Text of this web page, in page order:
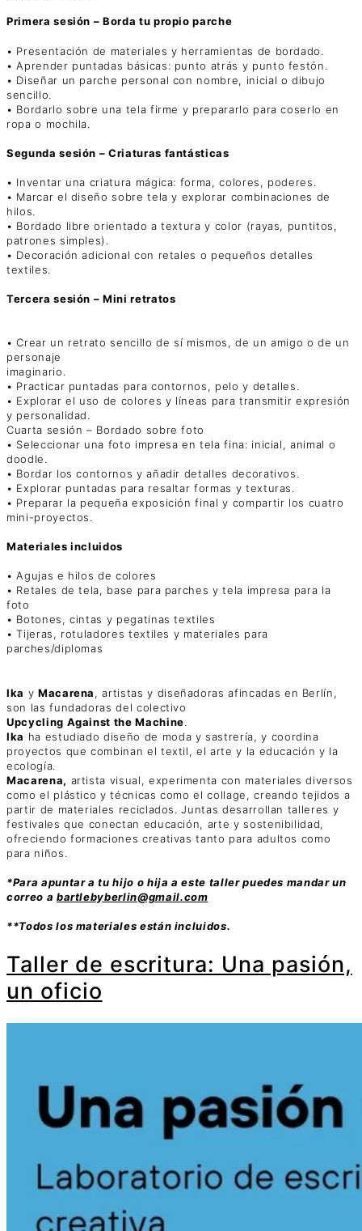
Primera sesión – Borda tu propio parche
• Presentación de materiales y herramientas de bordado.
• Aprender puntadas básicas: punto atrás y punto festón.
• Diseñar un parche personal con nombre, inicial o dibujo
sencillo.
• Bordarlo sobre una tela firme y prepararlo para coserlo en
ropa o mochila.
Segunda sesión – Criaturas fantásticas
• Inventar una criatura mágica: forma, colores, poderes.
• Marcar el diseño sobre tela y explorar combinaciones de
hilos.
• Bordado libre orientado a textura y color (rayas, puntitos,
patrones simples).
• Decoración adicional con retales o pequeños detalles
textiles.
Tercera sesión – Mini retratos
• Crear un retrato sencillo de sí mismos, de un amigo o de un
personaje
imaginario.
• Practicar puntadas para contornos, pelo y detalles.
• Explorar el uso de colores y líneas para transmitir expresión
y personalidad.
Cuarta sesión – Bordado sobre foto
• Seleccionar una foto impresa en tela fina: inicial, animal o
doodle.
• Bordar los contornos y añadir detalles decorativos.
• Explorar puntadas para resaltar formas y texturas.
• Preparar la pequeña exposición final y compartir los cuatro
mini-proyectos.
Materiales incluidos
• Agujas e hilos de colores
• Retales de tela, base para parches y tela impresa para la
foto
• Botones, cintas y pegatinas textiles
• Tijeras, rotuladores textiles y materiales para
parches/diplomas
Ika y Macarena, artistas y diseñadoras afincadas en Berlín,
son las fundadoras del colectivo
Upcycling Against the Machine.
Ika ha estudiado diseño de moda y sastrería, y coordina
proyectos que combinan el textil, el arte y la educación y la
ecología.
Macarena, artista visual, experimenta con materiales diversos
como el plástico y técnicas como el collage, creando tejidos a
partir de materiales reciclados. Juntas desarrollan talleres y
festivales que conectan educación, arte y sostenibilidad,
ofreciendo formaciones creativas tanto para adultos como
para niños.
*Para apuntar a tu hijo o hija a este taller puedes mandar un
correo a bartlebyberlin@gmail.com
**Todos los materiales están incluidos.
Taller de escritura: Una pasión,
un oficio